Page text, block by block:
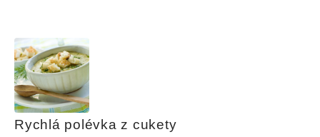
Rychlá polévka z cukety